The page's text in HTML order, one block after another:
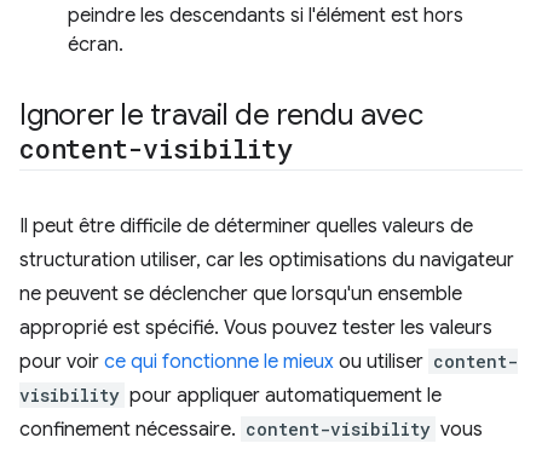
peindre les descendants si l'élément est hors
écran.
Ignorer le travail de rendu avec
content-visibility
Il peut être difficile de déterminer quelles valeurs de
structuration utiliser, car les optimisations du navigateur
ne peuvent se déclencher que lorsqu'un ensemble
approprié est spécifié. Vous pouvez tester les valeurs
pour voir ce qui fonctionne le mieux ou utiliser content-
visibility pour appliquer automatiquement le
confinement nécessaire. content-visibility vous